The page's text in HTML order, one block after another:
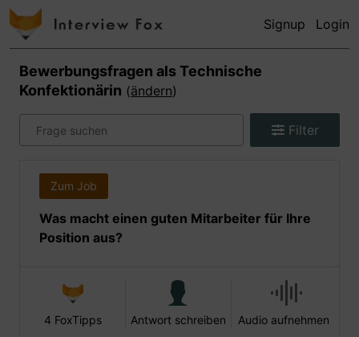
Signup Login
Bewerbungsfragen alsTechnische
Konfektionärin (ändern)
Filter
Zum Job
Was macht einen guten Mitarbeiter für Ihre
Position aus?
4 FoxTipps Antwort schreiben Audio aufnehmen